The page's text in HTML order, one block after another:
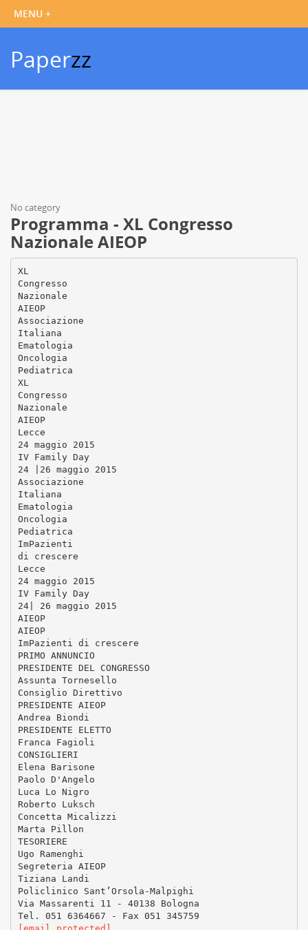
Paperzz
No category
Programma - XL Congresso
Nazionale AIEOP
XL
Congresso
Nazionale
AIEOP
Associazione
Italiana
Ematologia
Oncologia
Pediatrica
XL
Congresso
Nazionale
AIEOP
Lecce
24 maggio 2015
IV Family Day
24 |26 maggio 2015
Associazione
Italiana
Ematologia
Oncologia
Pediatrica
ImPazienti
di crescere
Lecce
24 maggio 2015
IV Family Day
24| 26 maggio 2015
AIEOP
AIEOP
ImPazienti di crescere
PRIMO ANNUNCIO
PRESIDENTE DEL CONGRESSO
Assunta Tornesello
Consiglio Direttivo
PRESIDENTE AIEOP
Andrea Biondi
PRESIDENTE ELETTO
Franca Fagioli
CONSIGLIERI
Elena Barisone
Paolo D'Angelo
Luca Lo Nigro
Roberto Luksch
Concetta Micalizzi
Marta Pillon
TESORIERE
Ugo Ramenghi
Segreteria AIEOP
Tiziana Landi
Policlinico Sant’Orsola-Malpighi
Via Massarenti 11 - 40138 Bologna
[email protected]